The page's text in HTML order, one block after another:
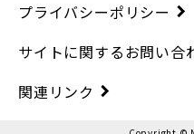
プライバシーポリシー
サイトに関するお問い合
関連リンク